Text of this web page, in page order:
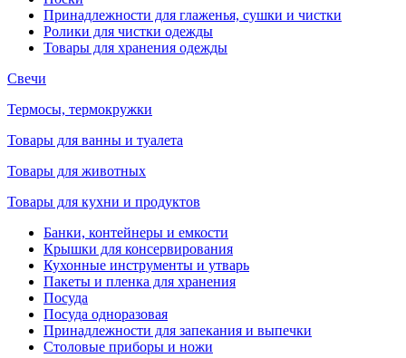
Принадлежности для глаженья, сушки и чистки
Ролики для чистки одежды
Товары для хранения одежды
Свечи
Термосы, термокружки
Товары для ванны и туалета
Товары для животных
Товары для кухни и продуктов
Банки, контейнеры и емкости
Крышки для консервирования
Кухонные инструменты и утварь
Пакеты и пленка для хранения
Посуда
Посуда одноразовая
Принадлежности для запекания и выпечки
Столовые приборы и ножи